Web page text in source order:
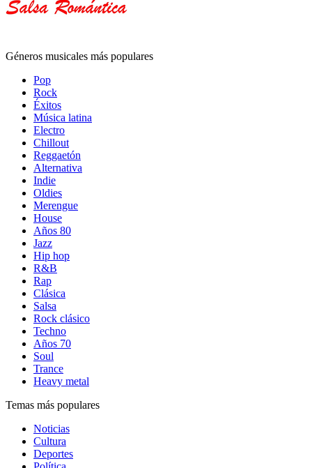
Géneros musicales más populares
Pop
Rock
Éxitos
Música latina
Electro
Chillout
Reggaetón
Alternativa
Indie
Oldies
Merengue
House
Años 80
Jazz
Hip hop
R&B
Rap
Clásica
Salsa
Rock clásico
Techno
Años 70
Soul
Trance
Heavy metal
Temas más populares
Noticias
Cultura
Deportes